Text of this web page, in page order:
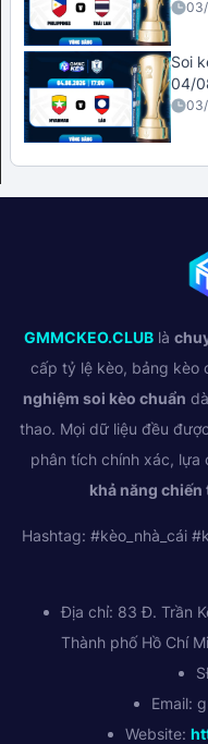
Soi
04/
GMMCKEO.CLUB là
cấp tỷ lệ kèo, bảng kèo
nghiệm soi kèo chuẩn
thao. Mọi dữ liệu đều được
phân tích chính xác, lựa
khả năng chiến
Hashtag: #kèo_nhà_cái
Địa chỉ: 83 Đ. Trần
Thành phố Hồ Chí
Email:
Website: